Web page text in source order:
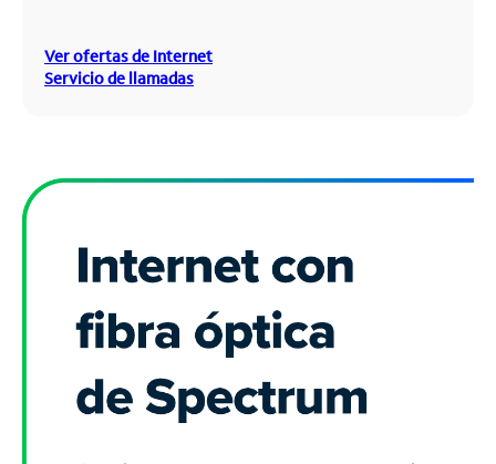
Ver ofertas de Internet
Servicio de llamadas